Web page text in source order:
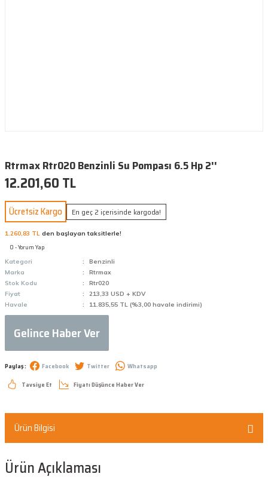
Rtrmax Rtr020 Benzinli Su Pompası 6.5 Hp 2''
12.201,60 TL
Ücretsiz Kargo En geç 2 içerisinde kargoda!
1.260,83 TL den başlayan taksitlerle!
0 - Yorum Yap
Kategori
Benzinli
Marka
Rtrmax
Stok Kodu
Rtr020
Fiyat
213,33 USD + KDV
Havale
11.835,55 TL (%3,00 havale indirimi)
Gelince Haber Ver
Paylaş : Facebook Twitter
Whatsapp
Tavsiye Et
Fiyatı Düşünce Haber Ver
Ürün Bilgisi
Ürün Açıklaması